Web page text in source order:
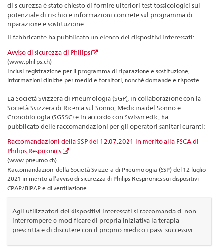
di sicurezza è stato chiesto di fornire ulteriori test tossicologici sul
potenziale di rischio e informazioni concrete sul programma di
riparazione e sostituzione.
Il fabbricante ha pubblicato un elenco dei dispositivi interessati:
Avviso di sicurezza di Philips
(www.philips.ch)
Inclusi registrazione per il programma di riparazione e sostituzione,
informazioni cliniche per medici e fornitori, nonché domande e risposte
La Società Svizzera di Pneumologia (SGP), in collaborazione con la
Società Svizzera di Ricerca sul Sonno, Medicina del Sonno e
Cronobiologia (SGSSC) e in accordo con Swissmedic, ha
pubblicato delle raccomandazioni per gli operatori sanitari curanti:
Raccomandazioni della SSP del 12.07.2021 in merito alla FSCA di
Philips Respironics
(www.pneumo.ch)
Raccomandazioni della Società Svizzera di Pneumologia (SSP) del 12 luglio
2021 in merito all’avviso di sicurezza di Philips Respironics sui dispositivi
CPAP/BiPAP e di ventilazione
Agli utilizzatori dei dispositivi interessati si raccomanda di non
interrompere o modificare di propria iniziativa la terapia
prescritta e di discutere con il proprio medico i passi successivi.